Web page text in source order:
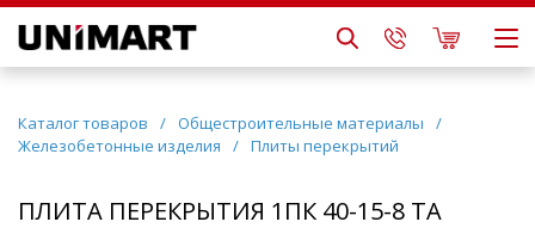
Каталог товаров / Общестроительные материалы
/
Железобетонные изделия
/ Плиты перекрытий
ПЛИТА ПЕРЕКРЫТИЯ 1ПК 40-15-8 ТА